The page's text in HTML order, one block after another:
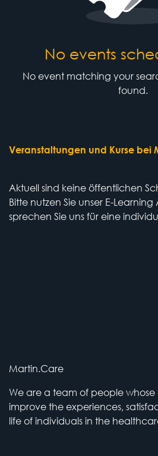
No events
No event matching your
found.
Veranstaltungen und Kurse bei
Aktuell sind keine öffentlichen
Bitte nutzen Sie unser E-
sprechen Sie uns für eine
Martin.Care
We are a team of people whose
improve the experiences,
life of individuals in the